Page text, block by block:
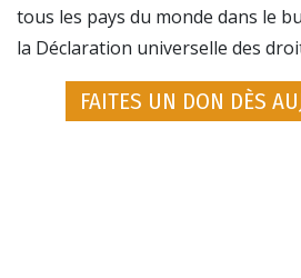
tous les pays du monde dans le
la Déclaration universelle des
FAITES UN DON DÈS